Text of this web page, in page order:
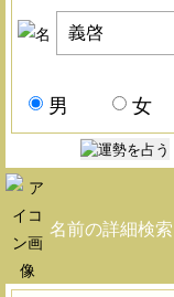
男 女
名前の詳細検索